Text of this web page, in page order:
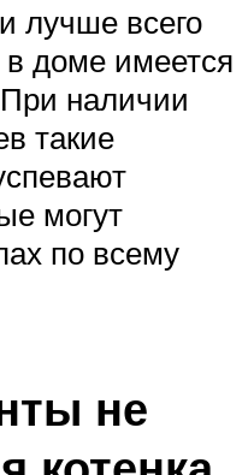
лучше всего
в доме имеется
наличии
такие
могут
по всему
не